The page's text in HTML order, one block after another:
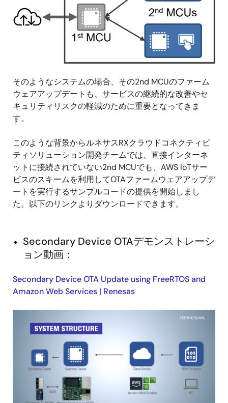
そのようなシステムの場合、その2nd MCUのファーム
ウェアアップデートも、サービスの継続的な改善やセ
キュリティリスクの軽減のために重要となってきま
す。
このような背景からルネサスRXクラウドコネクティビ
ティソリューション開発チームでは、直接インターネ
ットに接続されていない2nd MCUでも、AWS IoTサー
ビスのスキームを利用してOTAファームウェアアップデ
ートを実行するサンプルコードの提供を開始しまし
た。以下のリンクよりダウンロードできます。
Secondary Device OTAデモンストレーシ
ョン動画：
Secondary Device OTA Update using FreeRTOS and
Amazon Web Services | Renesas